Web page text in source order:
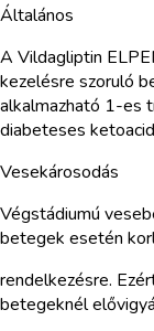
Általános
A Vildagliptin
kezelésre szoruló
alkalmazható 1-es
diabeteses
Vesekárosodás
Végstádiumú
betegek esetén
rendelkezésre.
betegeknél